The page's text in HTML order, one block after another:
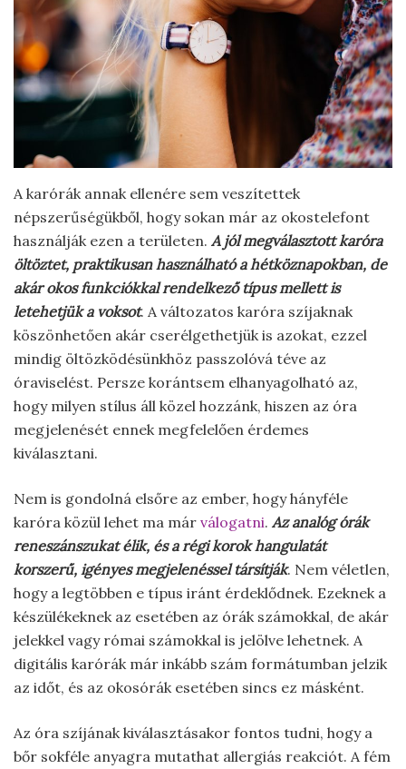
A karórák annak ellenére sem veszítettek
népszerűségükből, hogy sokan már az okostelefont
használják ezen a területen. A jól megválasztott karóra
öltöztet, praktikusan használható a hétköznapokban, de
akár okos funkciókkal rendelkező típus mellett is
letehetjük a voksot. A változatos karóra szíjaknak
köszönhetően akár cserélgethetjük is azokat, ezzel
mindig öltözködésünkhöz passzolóvá téve az
óraviselést. Persze korántsem elhanyagolható az,
hogy milyen stílus áll közel hozzánk, hiszen az óra
megjelenését ennek megfelelően érdemes
kiválasztani.
Nem is gondolná elsőre az ember, hogy hányféle
karóra közül lehet ma már válogatni. Az analóg órák
reneszánszukat élik, és a régi korok hangulatát
korszerű, igényes megjelenéssel társítják. Nem véletlen,
hogy a legtöbben e típus iránt érdeklődnek. Ezeknek a
készülékeknek az esetében az órák számokkal, de akár
jelekkel vagy római számokkal is jelölve lehetnek. A
digitális karórák már inkább szám formátumban jelzik
az időt, és az okosórák esetében sincs ez másként.
Az óra szíjának kiválasztásakor fontos tudni, hogy a
bőr sokféle anyagra mutathat allergiás reakciót. A fém